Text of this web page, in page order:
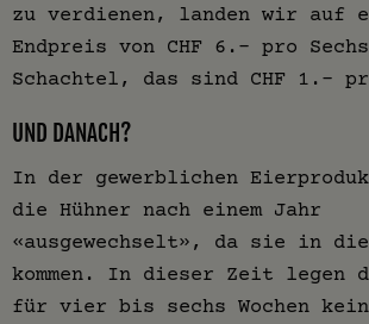
zu verdienen, landen wir auf
Endpreis von CHF 6.- pro
Schachtel, das sind CHF 1.-
UND DANACH?
In der gewerblichen
die Hühner nach einem Jahr
«ausgewechselt», da sie in die
kommen. In dieser Zeit legen
für vier bis sechs Wochen